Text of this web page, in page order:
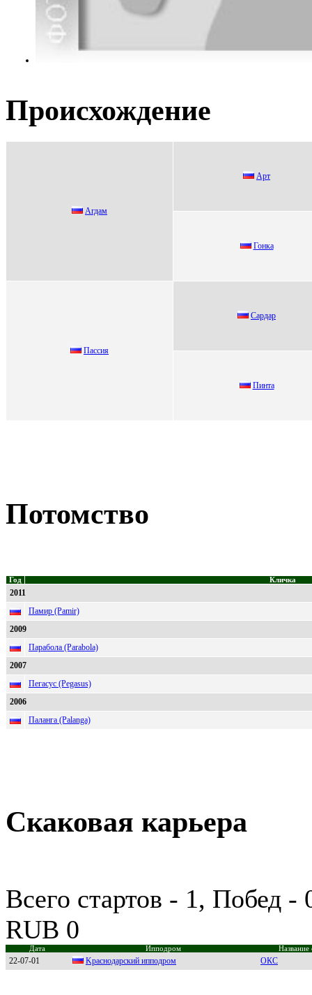
Происхождение
Агдам
Арт
Гонкa
Пассия
Саpдаp
Пинтa
Потомство
Год Кличка
2011
Памир (Pamir)
2009
Парабола (Parabola)
2007
Пегасус (Pegasus)
2006
Паланга (Palanga)
Скаковая карьера
Всего стартов - 1, Побед
RUB 0
Дата Ипподром Название
22-07-01 Kрacнoдaрcкий иппoдрoм ОКС